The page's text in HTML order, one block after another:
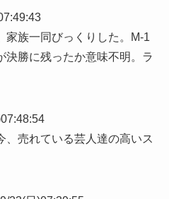
家族一同びっくりした。M-1
決勝に残ったか意味不明。ラ
、売れている芸人達の高いス